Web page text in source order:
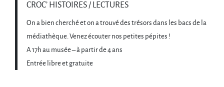
CROC’ HISTOIRES / LECTURES
On a bien cherché et on a trouvé des trésors dans les bacs de la
médiathèque. Venez écouter nos petites pépites !
A 17h au musée – à partir de 4 ans
Entrée libre et gratuite